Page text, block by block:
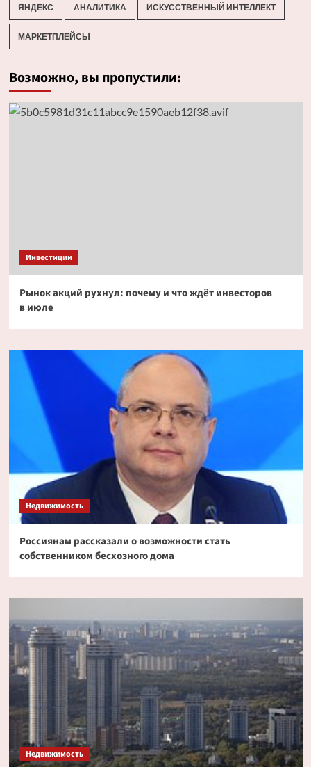
ЯНДЕКС АНАЛИТИКА ИСКУССТВЕННЫЙ ИНТЕЛЛЕКТ
МАРКЕТПЛЕЙСЫ
Возможно, вы пропустили:
Инвестиции
Рынок акций рухнул: почему и что ждёт инвесторов
в июле
Недвижимость
Россиянам рассказали о возможности стать
собственником бесхозного дома
Недвижимость